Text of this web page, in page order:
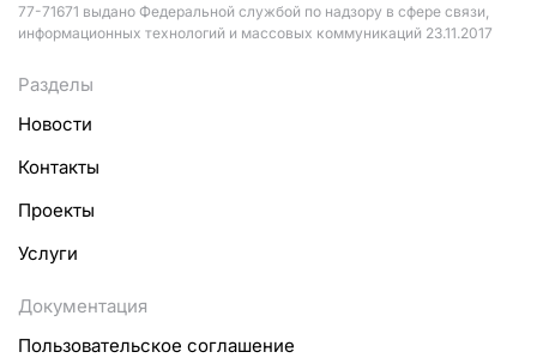
77-71671 выдано Федеральной службой по надзору в сфере связи,
информационных технологий и массовых коммуникаций 23.11.2017
Разделы
Новости
Контакты
Проекты
Услуги
Документация
Пользовательское соглашение